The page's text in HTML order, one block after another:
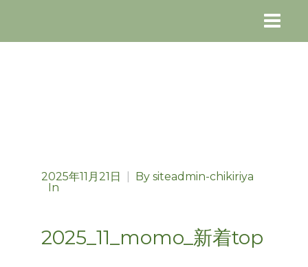
2025年11月21日 By siteadmin-chikiriya
In
2025_11_momo_新着top